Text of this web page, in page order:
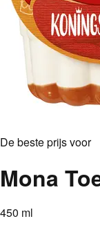
De beste prijs voor
Mona
450 ml